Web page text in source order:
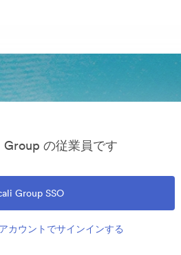
の従業員です
Group SSO
カウントでサインインする